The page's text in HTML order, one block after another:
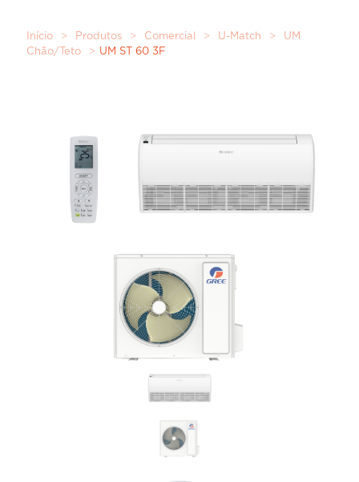
Início > Produtos > Comercial > U-Match >
UM
Chão/Teto
> UM ST 60 3F